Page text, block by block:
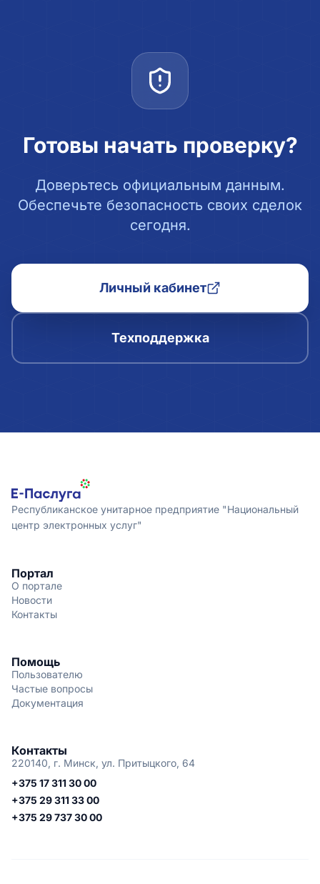
Готовы начать проверку?
Доверьтесь официальным данным.
Обеспечьте безопасность своих сделок
сегодня.
Личный кабинет
Техподдержка
Республиканское унитарное предприятие "Национальный
центр электронных услуг"
Портал
О портале
Новости
Контакты
Помощь
Пользователю
Частые вопросы
Документация
Контакты
220140, г. Минск, ул. Притыцкого, 64
+375 17 311 30 00
+375 29 311 33 00
+375 29 737 30 00